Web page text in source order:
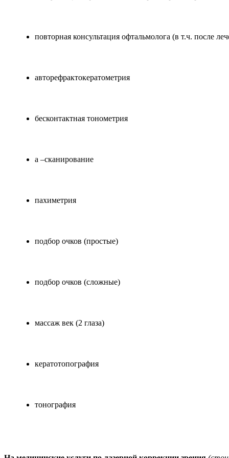
повторная консультация офтальмолога (в т.ч. после
авторефрактокератометрия
бесконтактная тонометрия
а –сканирование
пахиметрия
подбор очков (простые)
подбор очков (сложные)
массаж век (2 глаза)
кератотопография
тонография